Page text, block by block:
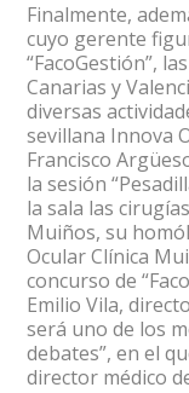
Finalmente,
cuyo gerente
“FacoGestión”,
Canarias y
diversas
sevillana Innova
Francisco
la sesión
la sala las
Muiños, su
Ocular Clínica
concurso de
Emilio Vila,
será uno de los
debates”, en el
director médico